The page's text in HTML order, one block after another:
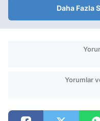
Daha Fazla
Yorumlar